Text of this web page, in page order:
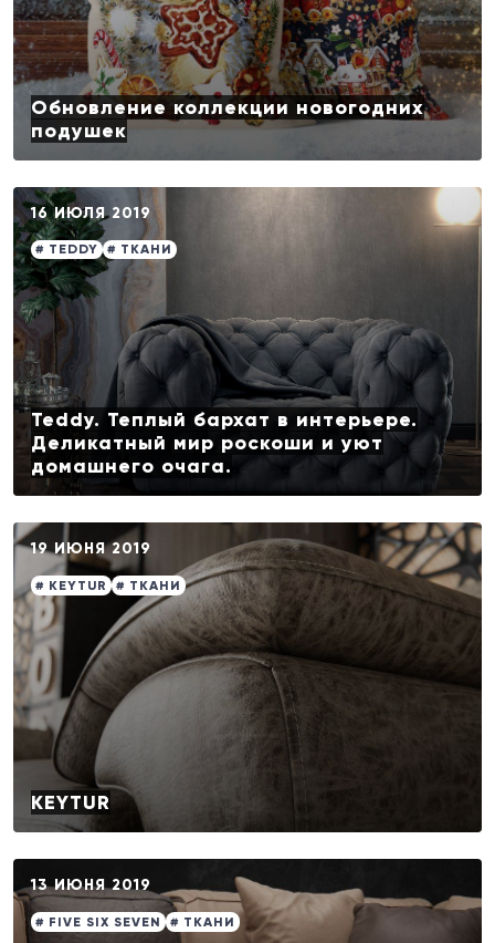
Обновление коллекции новогодних
подушек
16 ИЮЛЯ 2019
# TEDDY # ТКАНИ
Teddy. Теплый бархат в интерьере.
Деликатный мир роскоши и уют
домашнего очага.
19 ИЮНЯ 2019
# KEYTUR # ТКАНИ
KEYTUR
13 ИЮНЯ 2019
# FIVE SIX SEVEN # ТКАНИ